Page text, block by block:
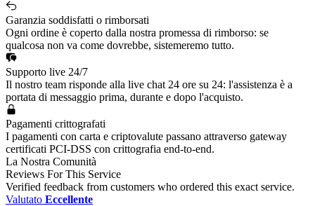
Garanzia soddisfatti o rimborsati
Ogni ordine è coperto dalla nostra promessa di rimborso: se
qualcosa non va come dovrebbe, sistemeremo tutto.
Supporto live 24/7
Il nostro team risponde alla live chat 24 ore su 24: l'assistenza è a
portata di messaggio prima, durante e dopo l'acquisto.
Pagamenti crittografati
I pagamenti con carta e criptovalute passano attraverso gateway
certificati PCI-DSS con crittografia end-to-end.
La Nostra Comunità
Reviews For This Service
Verified feedback from customers who ordered this exact service.
Valutato Eccellente